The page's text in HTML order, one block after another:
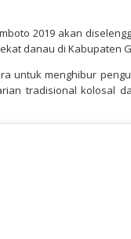
2019 akan
danau di Kabupaten
untuk menghibur
tradisional kolosal